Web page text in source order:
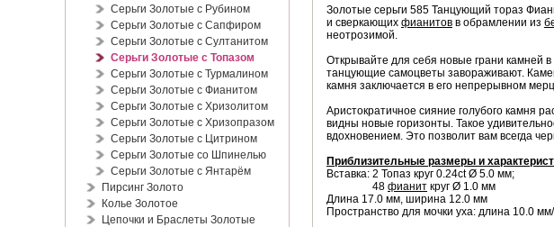
Серьги Золотые с Рубином
Серьги Золотые с Сапфиром
Серьги Золотые с Султанитом
Серьги Золотые с Топазом
Серьги Золотые с Турмалином
Серьги Золотые с Фианитом
Серьги Золотые с Хризолитом
Серьги Золотые с Хризопразом
Серьги Золотые с Цитрином
Серьги Золотые со Шпинелью
Серьги Золотые с Янтарём
Пирсинг Золото
Колье Золотое
Цепочки и Браслеты Золотые
Золотые серьги 585 Танцующий тораз
и сверкающих фианитов в обрамлении из
неотрозимой.
Открывайте для себя новые грани камней
танцующие самоцветы завораживают.
камня заключается в его непрерывном
Аристократичное сияние голубого камня
видны новые горизонты. Такое
вдохновением. Это позволит вам всегда
Приблизительные размеры и
Вставка: 2 Топаз круг 0.24ct Ø 5.0 мм;
48 фианит круг Ø 1.0 мм
Длина 17.0 мм, ширина 12.0 мм
Пространство для мочки уха: длина 10.0